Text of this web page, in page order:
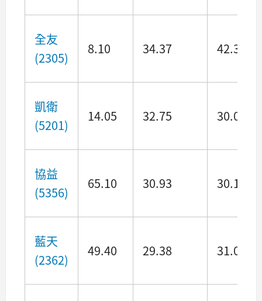
全友
(2305)
8.10 34.37 42.39
凱衛
(5201)
14.05 32.75 30.05
協益
(5356)
65.10 30.93 30.12
藍天
(2362)
49.40 29.38 31.05